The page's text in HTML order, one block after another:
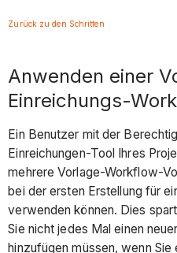
Zurück zu den Schritten
Anwenden einer
Einreichungs-
Ein Benutzer mit der
Einreichungen-Tool Ihres
mehrere Vorlage-Workflow-
bei der ersten Erstellung für
verwenden können. Dies
Sie nicht jedes Mal einen
hinzufügen müssen, wenn Sie